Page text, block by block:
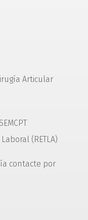
Articular
(RETLA)
contacte por